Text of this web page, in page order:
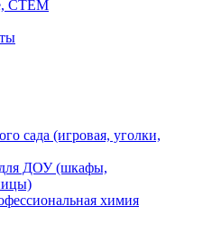
СТЕМ
сада (игровая, уголки,
для ДОУ (шкафы,
химия